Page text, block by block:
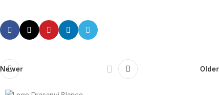
Newer Older